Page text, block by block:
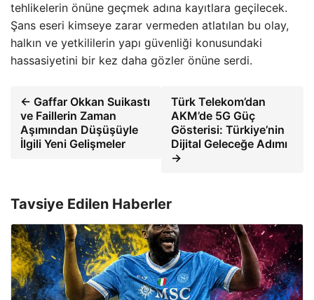
tehlikelerin önüne geçmek adına kayıtlara geçilecek.
Şans eseri kimseye zarar vermeden atlatılan bu olay,
halkın ve yetkililerin yapı güvenliği konusundaki
hassasiyetini bir kez daha gözler önüne serdi.
← Gaffar Okkan Suikastı
ve Faillerin Zaman
Aşımından Düşüşüyle
İlgili Yeni Gelişmeler
Türk Telekom’dan
AKM’de 5G Güç
Gösterisi: Türkiye’nin
Dijital Geleceğe Adımı
→
Tavsiye Edilen Haberler